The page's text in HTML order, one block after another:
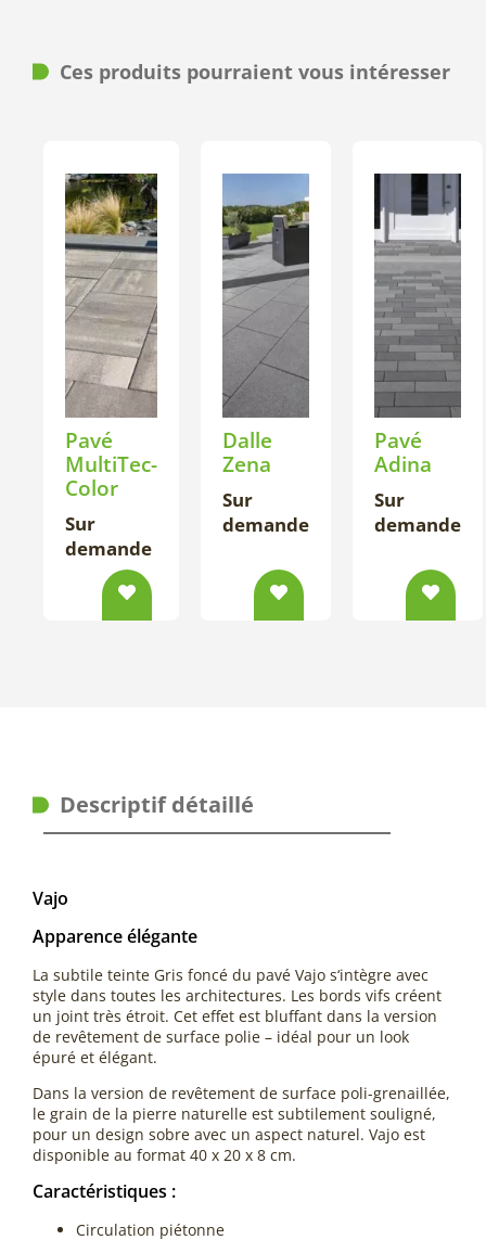
Ces produits pourraient vous intéresser
Pavé
MultiTec-
Color
Sur
demande
Dalle
Zena
Sur
demande
Pavé
Adina
Sur
demande
Descriptif détaillé
Vajo
Apparence élégante
La subtile teinte Gris foncé du pavé Vajo s‘intègre avec
style dans toutes les architectures. Les bords vifs créent
un joint très étroit. Cet effet est bluffant dans la version
de revêtement de surface polie – idéal pour un look
épuré et élégant.
Dans la version de revêtement de surface poli-grenaillée,
le grain de la pierre naturelle est subtilement souligné,
pour un design sobre avec un aspect naturel. Vajo est
disponible au format 40 x 20 x 8 cm.
Caractéristiques :
Circulation piétonne